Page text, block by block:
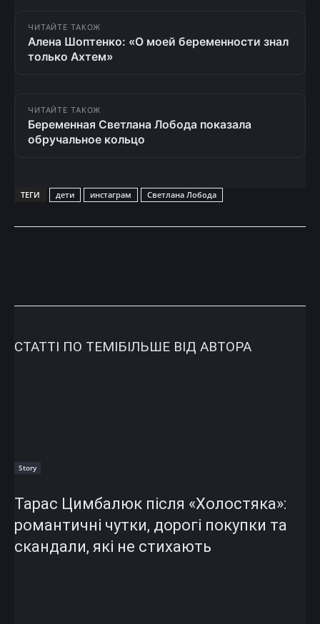
ЧИТАЙТЕ ТАКОЖ
Алена Шоптенко: «О моей беременности знал
только Ахтем»
ЧИТАЙТЕ ТАКОЖ
Беременная Светлана Лобода показала
обручальное кольцо
ТЕГИ дети инстаграм Светлана Лобода
СТАТТІ ПО ТЕМІБІЛЬШЕ ВІД АВТОРА
Story
Тарас Цимбалюк після «Холостяка»:
романтичні чутки, дорогі покупки та
скандали, які не стихають